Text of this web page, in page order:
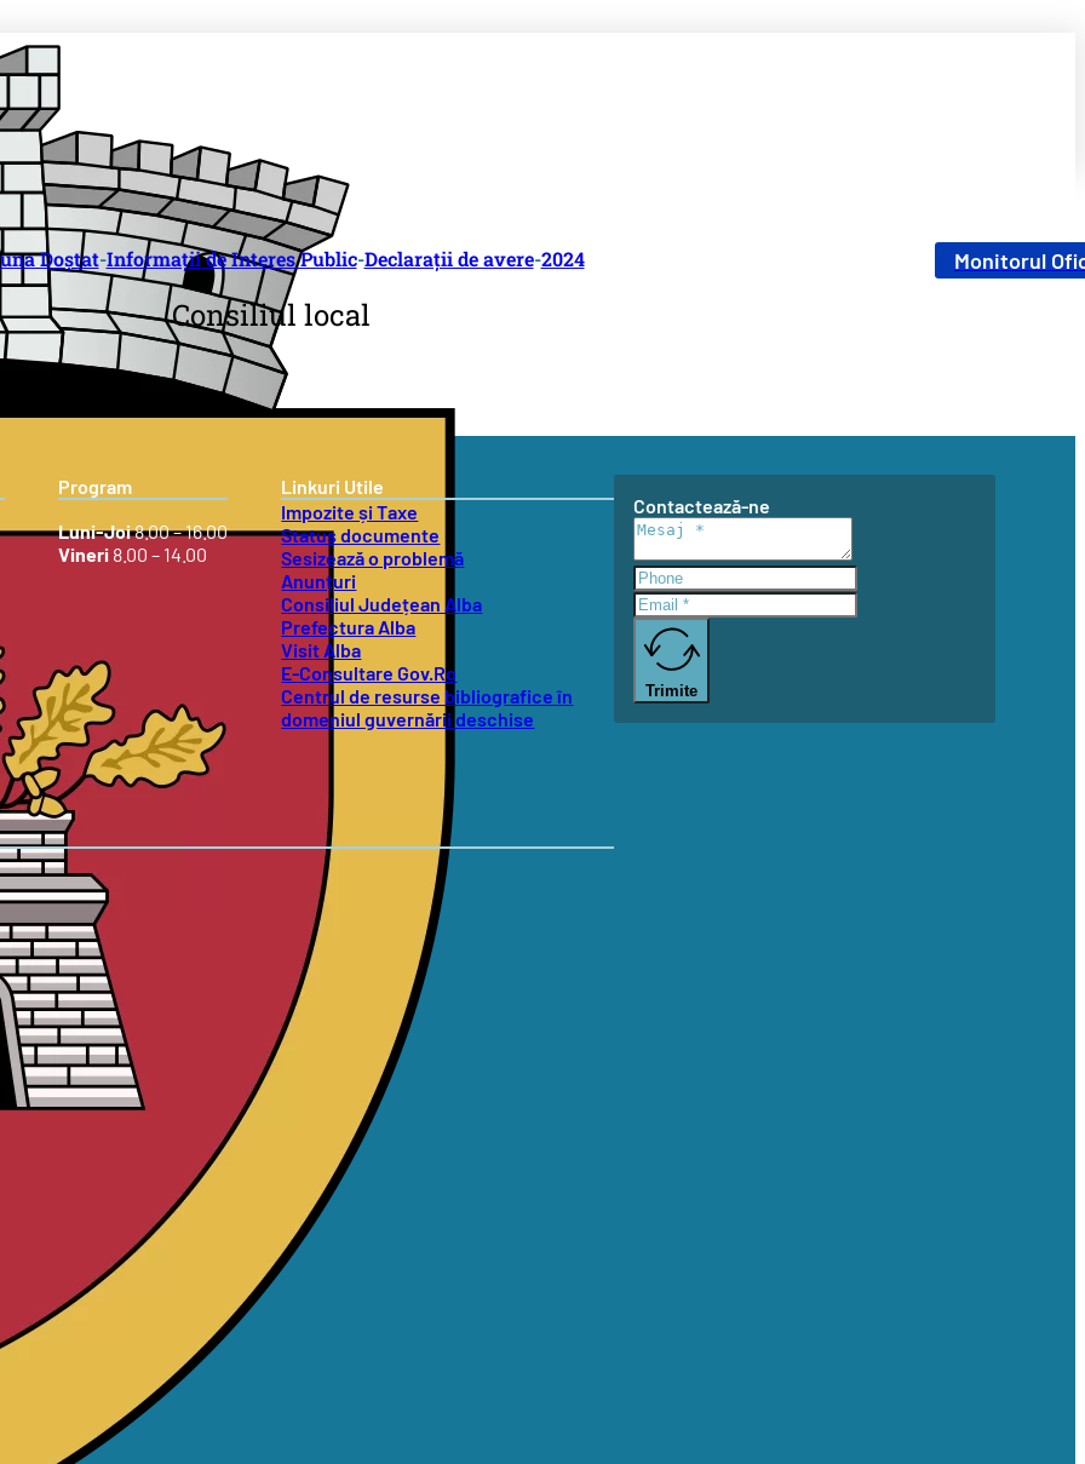
Monitorul
Doștat-Informații de Interes Public-Declarații de avere-2024
Consiliul local
Program
Luni-Joi8.00 – 16.00
Vineri 8.00 – 14.00
Linkuri Utile
Impozite și Taxe
Status documente
Sesizează o problemă
Anunțuri
Consiliul Județean Alba
Prefectura Alba
Visit Alba
E-Consultare Gov.Ro
Centrul de resurse bibliografice în
domeniul guvernării deschise
Contactează-ne
Trimite